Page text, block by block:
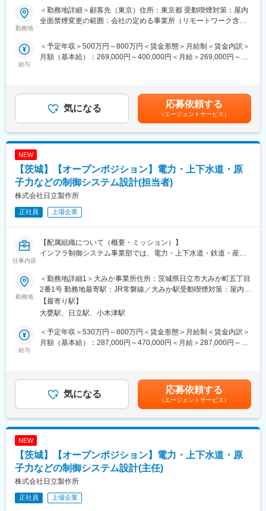
■顧客例：
主要取引先TOP10（2022年3月期）デンソー／ソニーセミコンダ
ヨタ自動車／日立ハイテク／SUBARU／デンソーテン／テルモ
（敬称略）
り、「技術力」と「人間力」の向上を軸に様々な機械を提供して
おります。年間550回の技術研修のみならず、エンジニア主催の
勉強会が900回以上開催されております。エンジニアとしてプラ
イドを持ち、スキルアップの意欲が高く、常に技術力の鍛錬を行
っています。時代に即した技術を身に着けることが出来、幅広い
す。
変更の範囲：会社の定める業務
■業務内容
Network Business（通信基地局など）5Gなどの通信基地局を事業
ご活躍いただきます。KDDI 5G Core【装置構築】【技術協議】
【装置IOT】の対応業務を担当していただき、ネットワークサーバ
装置構築対応、技術協議対応
■使用ツール
Linux、OpenShift Container Platform(OCP)、Kubernetes
通信基地局のネットワーク技術やサーバー構築経験が得られま
す。5G通信に絡む業務や装置IOT対応もあるため、5G通信などの
先端通信技術の業務、IOT製品に絡む開発など。
■充実の研修体制
「技術力」と「人間力」の向上を軸に様々な機会を提供しており
ます。年間550回以上の技術研修のみならず、エンジニア主催の
勉強会が900回以上開催されております。エンジニアとしてプラ
イドを持ち、スキルアップの意欲が高く、常に技術力の鍛錬を行
す。
■福利厚生
定年までの長い時間軸で、給与や将来について不安を感じること
おります。また、たとえ案件のない待機の状態であったとして
も、給与が下がる事はなく安心して就業できます。
変更の範囲：会社の定める業務
勤務地
＜勤務地詳細＞顧客先（東京）住所：東京都 受動喫煙対策：屋内
全面禁煙変更の範囲：会社の定める事業所（リモートワーク含
給与
＜予定年収＞500万円～800万円＜賃金形態＞月給制＜賃金内訳＞
月額（基本給）：269,000円～400,000円＜月給＞269,000円～
す。月給(月額)は固定手当を含めた表記です。
気になる 応募依頼する
（エージェントサービス）
NEW
【茨城】【オープンポジション】電力・上下水道・原
子力などの制御システム設計(担当者)
株式会社日立製作所
正社員 上場企業
仕事内容
【配属組織について（概要・ミッション）】
インフラ制御システム事業部では、電力・上下水道・鉄道・産業
電気設備、パワーエレクトロニクスを基盤とした幅広いソリュー
ションを提供しています。
近年は、AIやIoT、クラウド技術を活用し、設備のスマート化や遠
隔監視、データ活用による運用最適化を推進。さらに、DXやGX
の観点から、設備の老朽化や人材不足といった社会課題に対応
し、持続可能な社会の実現に貢献しています。
最新技術と長年培ったノウハウを融合させ、安定稼働と環境負荷
低減を両立することが私たちの使命です。
社会インフラや産業分野を支える制御システムの開発・運用に関
する業務を、これまでのご経験・スキルに応じてご担当いただき
ます。
また、IoT・AI・クラウド技術を活用したスマート化や運用最適
化、データ利活用によるDX推進など、最新技術を取り入れたソリ
ューション開発にも携わることができます。
【職務詳細】
勤務地
＜勤務地詳細1＞大みか事業所住所：茨城県日立市大みか町五丁目
2番1号 勤務地最寄駅：JR常磐線／大みか駅受動喫煙対策：屋内全
面禁煙＜勤務地詳細2＞【日立事業所】山手工場住所：茨城県日立
市白銀町一丁目1番1号 受動喫煙対策：屋内全面禁煙変更の範囲：
【最寄り駅】
大甕駅、日立駅、小木津駅
給与
＜予定年収＞530万円～800万円＜賃金形態＞月給制＜賃金内訳＞
月額（基本給）：287,000円～470,000円＜月給＞287,000円～
額であり、選考を通じて上下する可能性があります。月給(月額)は
固定手当を含めた表記です。
気になる 応募依頼する
（エージェントサービス）
NEW
【茨城】【オープンポジション】電力・上下水道・原
子力などの制御システム設計(主任)
株式会社日立製作所
正社員 上場企業